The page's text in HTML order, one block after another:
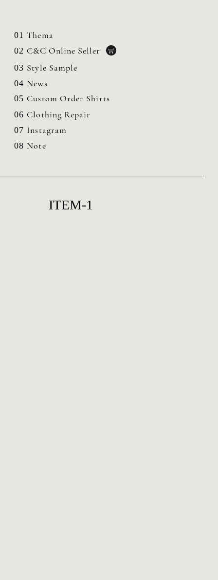
01 Thema
02 C&C Online Seller
03 Style Sample
04 News
05 Custom Order Shirts
06 Clothing Repair
07 Instagram
08 Note
ITEM-1